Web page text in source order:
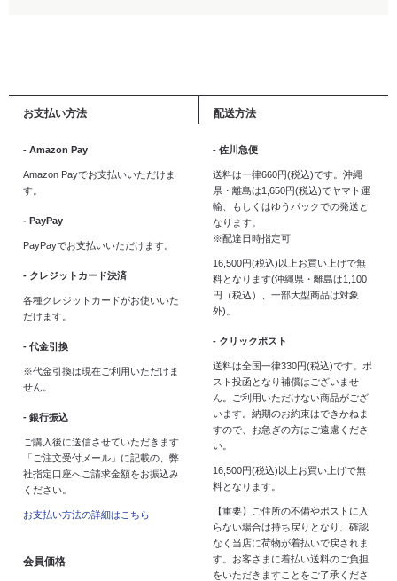
お支払い方法
- Amazon Pay
Amazon Payでお支払いいただけま
す。
- PayPay
PayPayでお支払いいただけます。
- クレジットカード決済
各種クレジットカードがお使いいた
だけます。
- 代金引換
※代金引換は現在ご利用いただけま
せん。
- 銀行振込
ご購入後に送信させていただきます
「ご注文受付メール」に記載の、弊
社指定口座へご請求金額をお振込み
ください。
お支払い方法の詳細はこちら
会員価格
配送方法
- 佐川急便
送料は一律660円(税込)です。沖縄
県・離島は1,650円(税込)でヤマト運
輸、もしくはゆうパックでの発送と
なります。
※配達日時指定可
16,500円(税込)以上お買い上げで無
料となります(沖縄県・離島は1,100
円（税込）、一部大型商品は対象
外)。
- クリックポスト
送料は全国一律330円(税込)です。ポ
スト投函となり補償はございませ
ん。ご利用いただけない商品がござ
います。納期のお約束はできかねま
すので、お急ぎの方はご遠慮くださ
い。
16,500円(税込)以上お買い上げで無
料となります。
【重要】ご住所の不備やポストに入
らない場合は持ち戻りとなり、確認
なく当店に荷物が着払いで戻されま
す。お客さまに着払い送料のご負担
をいただきますことをご了承くださ